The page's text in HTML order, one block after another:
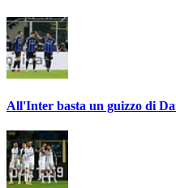
All'Inter basta un guizzo di